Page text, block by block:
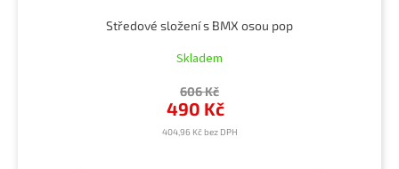
Středové složení s BMX osou pop
Skladem
404,96 Kč bez DPH
490 Kč
606 Kč